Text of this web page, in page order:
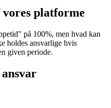
platforme
på 100%, men hvad kan
holdes ansvarlige hvis
given periode.